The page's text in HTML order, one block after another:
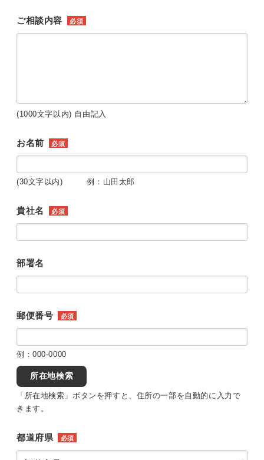
ご相談内容 必須
(1000文字以内) 自由記入
お名前 必須
(30文字以内) 例：山田太郎
貴社名 必須
部署名
郵便番号 必須
例：000-0000
所在地検索
「所在地検索」ボタンを押すと、住所の一部を自動的に入力で
きます。
都道府県 必須